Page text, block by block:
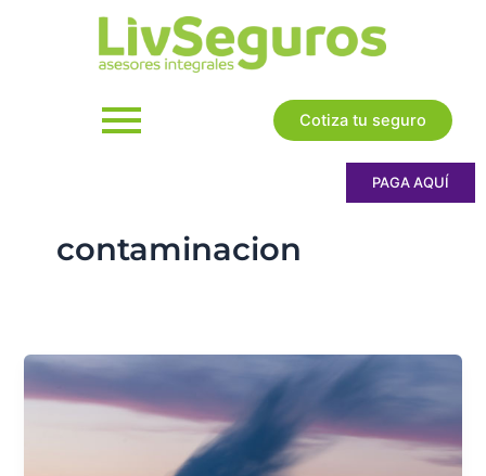
Cotiza tu seguro
PAGA AQUÍ
contaminacion
La
contaminación